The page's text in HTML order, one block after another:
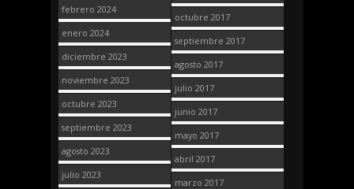
febrero 2024
enero 2024
diciembre 2023
noviembre 2023
octubre 2023
septiembre 2023
agosto 2023
julio 2023
octubre 2017
septiembre 2017
agosto 2017
julio 2017
junio 2017
mayo 2017
abril 2017
marzo 2017